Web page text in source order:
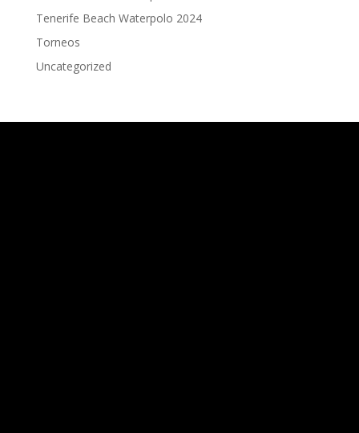
Tenerife Beach Waterpolo 2024
Torneos
Uncategorized